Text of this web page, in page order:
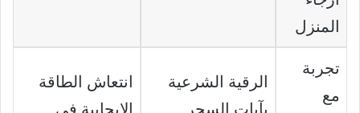
المنزل
تجربة
مع
الرقية الشرعية
بآيات السحر
انتعاش الطاقة
الإيجابية في